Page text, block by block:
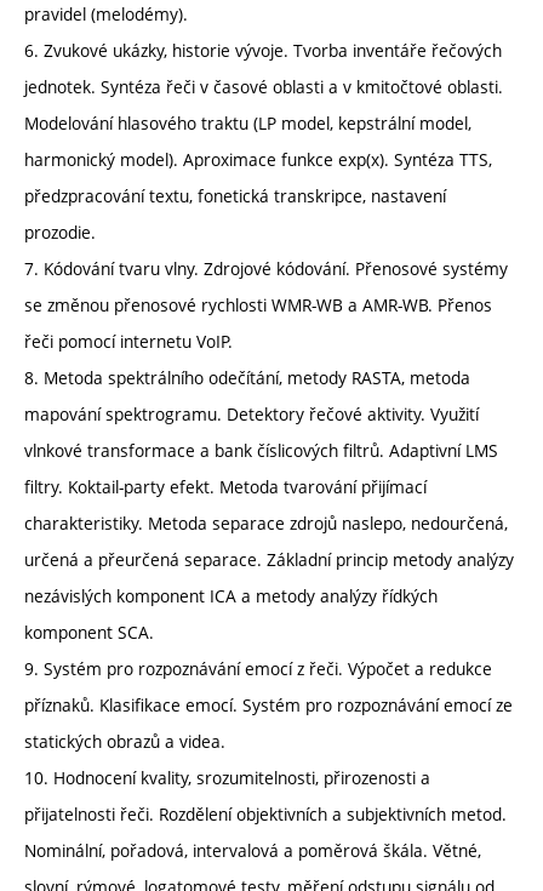
pravidel (melodémy).
6. Zvukové ukázky, historie vývoje. Tvorba inventáře řečových
jednotek. Syntéza řeči v časové oblasti a v kmitočtové oblasti.
Modelování hlasového traktu (LP model, kepstrální model,
harmonický model). Aproximace funkce exp(x). Syntéza TTS,
předzpracování textu, fonetická transkripce, nastavení
prozodie.
7. Kódování tvaru vlny. Zdrojové kódování. Přenosové systémy
se změnou přenosové rychlosti WMR-WB a AMR-WB. Přenos
řeči pomocí internetu VoIP.
8. Metoda spektrálního odečítání, metody RASTA, metoda
mapování spektrogramu. Detektory řečové aktivity. Využití
vlnkové transformace a bank číslicových filtrů. Adaptivní LMS
filtry. Koktail-party efekt. Metoda tvarování přijímací
charakteristiky. Metoda separace zdrojů naslepo, nedourčená,
určená a přeurčená separace. Základní princip metody analýzy
nezávislých komponent ICA a metody analýzy řídkých
komponent SCA.
9. Systém pro rozpoznávání emocí z řeči. Výpočet a redukce
příznaků. Klasifikace emocí. Systém pro rozpoznávání emocí ze
statických obrazů a videa.
10. Hodnocení kvality, srozumitelnosti, přirozenosti a
přijatelnosti řeči. Rozdělení objektivních a subjektivních metod.
Nominální, pořadová, intervalová a poměrová škála. Větné,